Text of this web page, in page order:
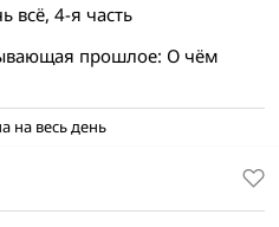
всё, 4-я часть
прошлое: О чём
на весь день